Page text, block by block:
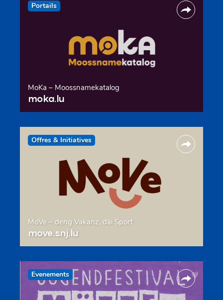
Portails
MoKa – Moossnamekatalog
moka.lu
Offres & Initiatives
MoVe – deng Vakanz, däi Sport
move.snj.lu
Evenements